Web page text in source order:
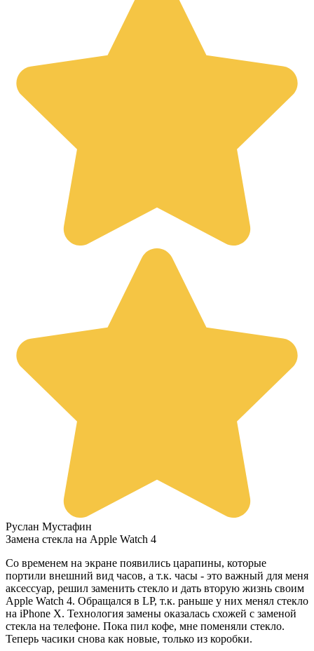
Руслан Мустафин
Замена стекла на Apple Watch 4
Со временем на экране появились царапины, которые
портили внешний вид часов, а т.к. часы - это важный для меня
аксессуар, решил заменить стекло и дать вторую жизнь своим
Apple Watch 4. Обращался в LP, т.к. раньше у них менял стекло
на iPhone X. Технология замены оказалась схожей с заменой
стекла на телефоне. Пока пил кофе, мне поменяли стекло.
Теперь часики снова как новые, только из коробки.